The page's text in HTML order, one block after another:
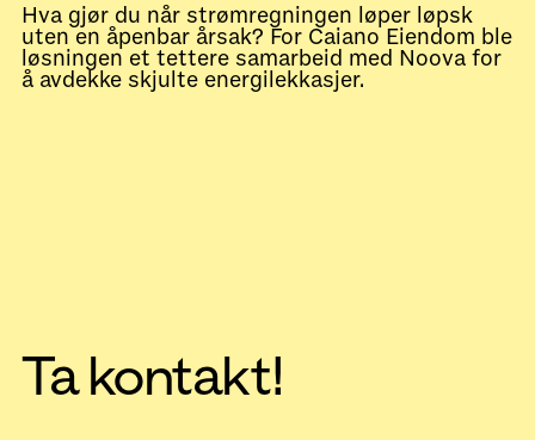
Hva gjør du når strømregningen løper løpsk
uten en åpenbar årsak? For Caiano Eiendom ble
løsningen et tettere samarbeid med Noova for
å avdekke skjulte energilekkasjer.
Ta kontakt!